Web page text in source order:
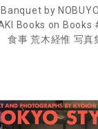
by
Books on Books
食事 荒木経惟 写真